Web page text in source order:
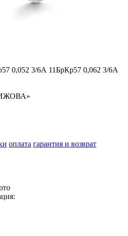
0,052 3/6А 11БрКр57 0,062 3/6А
оплата гарантия и возврат